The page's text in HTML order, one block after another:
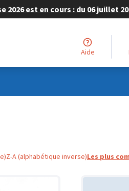
est en cours : du 06 juillet
Aide
Z-A (alphabétique inverse)Les plus